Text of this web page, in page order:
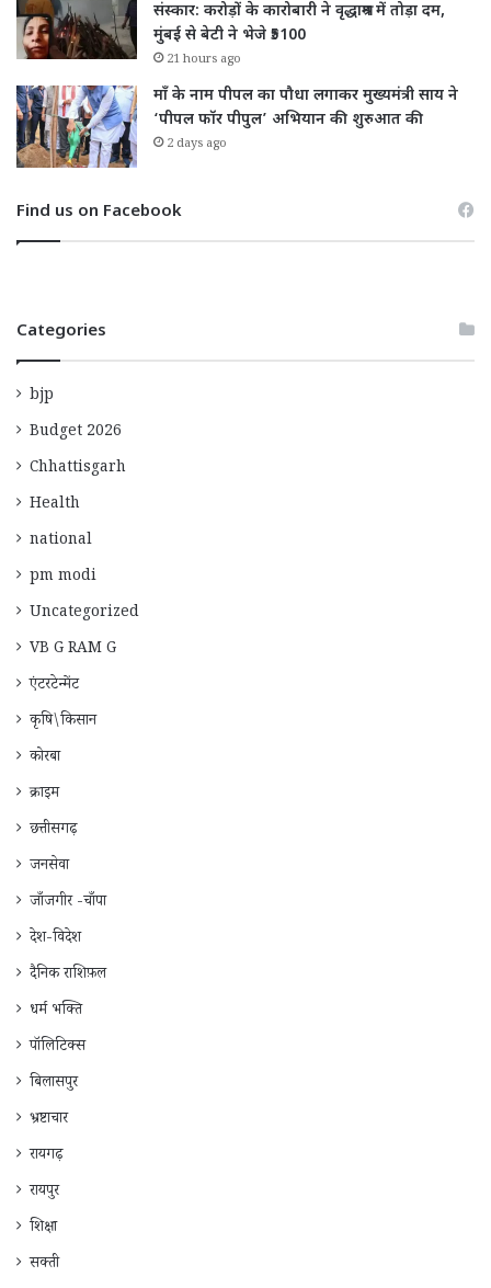
संस्कार: करोड़ों के कारोबारी ने वृद्धाश्रम में तोड़ा दम,
मुंबई से बेटी ने भेजे ₹5100
21 hours ago
माँ के नाम पीपल का पौधा लगाकर मुख्यमंत्री साय ने
‘पीपल फॉर पीपुल’ अभियान की शुरुआत की
2 days ago
Find us on Facebook
Categories
bjp
Budget 2026
Chhattisgarh
Health
national
pm modi
Uncategorized
VB G RAM G
एंटरटेन्मेंट
कृषि\किसान
कोरबा
क्राइम
छत्तीसगढ़
जनसेवा
जाँजगीर -चाँपा
देश-विदेश
दैनिक राशिफ़ल
धर्म भक्ति
पॉलिटिक्स
बिलासपुर
भ्रष्टाचार
रायगढ़
रायपुर
शिक्षा
सक्ती